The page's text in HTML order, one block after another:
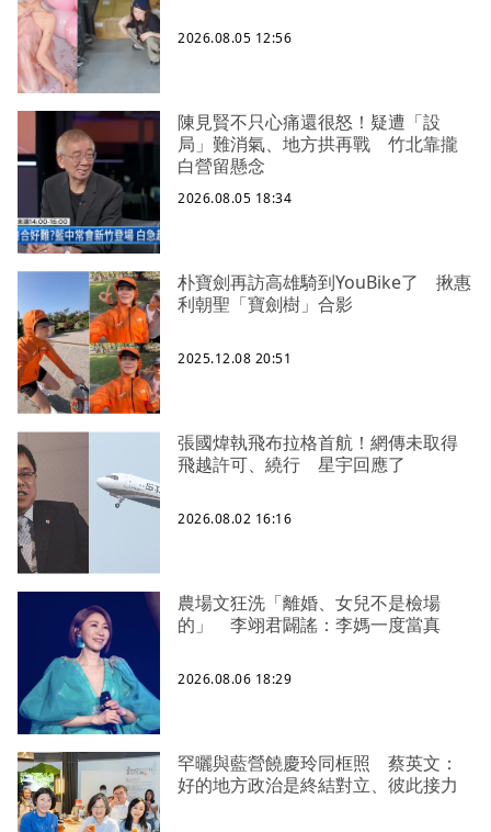
2026.08.05 12:56
陳見賢不只心痛還很怒！疑遭「設
局」難消氣、地方拱再戰 竹北靠攏
白營留懸念
2026.08.05 18:34
朴寶劍再訪高雄騎到YouBike了 揪惠
利朝聖「寶劍樹」合影
2025.12.08 20:51
張國煒執飛布拉格首航！網傳未取得
飛越許可、繞行 星宇回應了
2026.08.02 16:16
農場文狂洗「離婚、女兒不是檢場
的」 李翊君闢謠：李媽一度當真
2026.08.06 18:29
罕曬與藍營饒慶玲同框照 蔡英文：
好的地方政治是終結對立、彼此接力